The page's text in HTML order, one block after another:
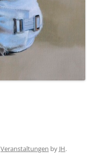
Veranstaltungen by JH.